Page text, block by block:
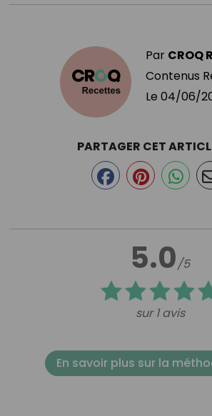
Par CROQ
Contenus
Le 04/06/
5.0/5
sur 1 avis
PARTAGER CET
En savoir plus sur la